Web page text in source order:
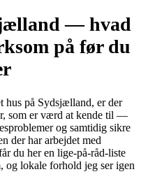
— hvad
på før du
hus på Sydsjælland, er der
som er værd at kende til —
og samtidig sikre
der har arbejdet med
du her en lige‑på‑råd‑liste
og lokale forhold jeg ser igen